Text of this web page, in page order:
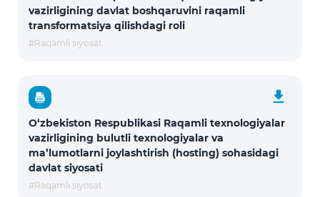
vazirligining davlat boshqaruvini raqamli
transformatsiya qilishdagi roli
#Raqamli siyosat
O‘zbekiston Respublikasi Raqamli texnologiyalar
vazirligining bulutli texnologiyalar va
ma’lumotlarni joylashtirish (hosting) sohasidagi
davlat siyosati
#Raqamli siyosat